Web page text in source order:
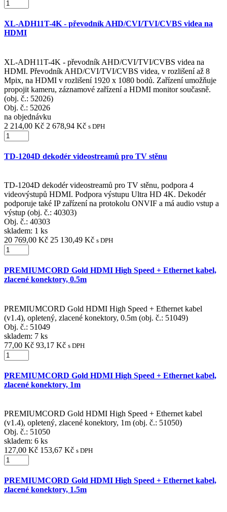
XL-ADH11T-4K - převodník AHD/CVI/TVI/CVBS videa na
HDMI
XL-ADH11T-4K - převodník AHD/CVI/TVI/CVBS videa na
HDMI. Převodník AHD/CVI/TVI/CVBS videa, v rozlišení až 8
Mpix, na HDMI v rozlišení 1920 x 1080 bodů. Zařízení umožňuje
propojit kameru, záznamové zařízení a HDMI monitor současně.
(obj. č.: 52026)
Obj. č.: 52026
na objednávku
2 214,00 Kč 2 678,94 Kč s DPH
TD-1204D dekodér videostreamů pro TV stěnu
TD-1204D dekodér videostreamů pro TV stěnu, podpora 4
videovýstupů HDMI. Podpora výstupu Ultra HD 4K. Dekodér
podporuje také IP zařízení na protokolu ONVIF a má audio vstup a
výstup (obj. č.: 40303)
Obj. č.: 40303
skladem: 1 ks
20 769,00 Kč 25 130,49 Kč s DPH
PREMIUMCORD Gold HDMI High Speed + Ethernet kabel,
zlacené konektory, 0.5m
PREMIUMCORD Gold HDMI High Speed + Ethernet kabel
(v1.4), opletený, zlacené konektory, 0.5m (obj. č.: 51049)
Obj. č.: 51049
skladem: 7 ks
77,00 Kč 93,17 Kč s DPH
PREMIUMCORD Gold HDMI High Speed + Ethernet kabel,
zlacené konektory, 1m
PREMIUMCORD Gold HDMI High Speed + Ethernet kabel
(v1.4), opletený, zlacené konektory, 1m (obj. č.: 51050)
Obj. č.: 51050
skladem: 6 ks
127,00 Kč 153,67 Kč s DPH
PREMIUMCORD Gold HDMI High Speed + Ethernet kabel,
zlacené konektory, 1.5m